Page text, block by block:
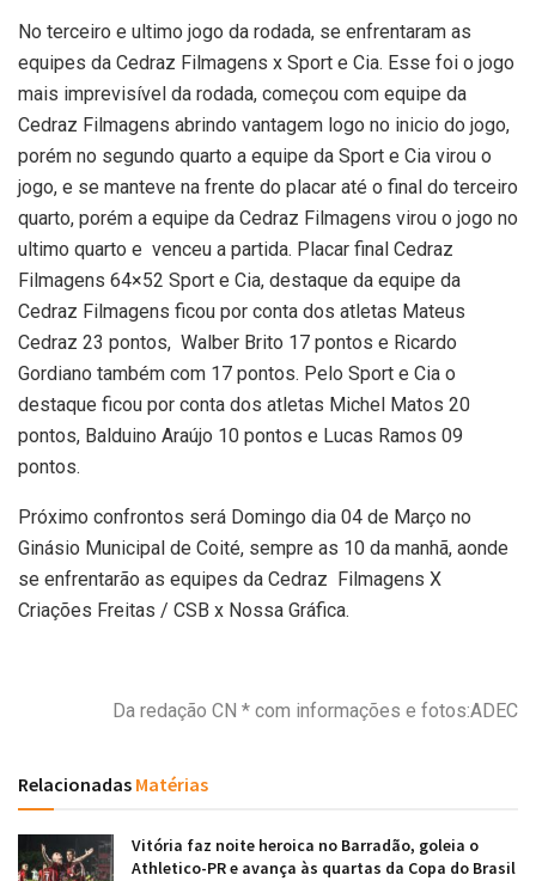
No terceiro e ultimo jogo da rodada, se enfrentaram as
equipes da Cedraz Filmagens x Sport e Cia. Esse foi o jogo
mais imprevisível da rodada, começou com equipe da
Cedraz Filmagens abrindo vantagem logo no inicio do jogo,
porém no segundo quarto a equipe da Sport e Cia virou o
jogo, e se manteve na frente do placar até o final do terceiro
quarto, porém a equipe da Cedraz Filmagens virou o jogo no
ultimo quarto e venceu a partida. Placar final Cedraz
Filmagens 64×52 Sport e Cia, destaque da equipe da
Cedraz Filmagens ficou por conta dos atletas Mateus
Cedraz 23 pontos, Walber Brito 17 pontos e Ricardo
Gordiano também com 17 pontos. Pelo Sport e Cia o
destaque ficou por conta dos atletas Michel Matos 20
pontos, Balduino Araújo 10 pontos e Lucas Ramos 09
pontos.
Próximo confrontos será Domingo dia 04 de Março no
Ginásio Municipal de Coité, sempre as 10 da manhã, aonde
se enfrentarão as equipes da Cedraz Filmagens X
Criações Freitas / CSB x Nossa Gráfica.
Da redação CN * com informações e fotos:ADEC
Relacionadas Matérias
Vitória faz noite heroica no Barradão, goleia o
Athletico-PR e avança às quartas da Copa do Brasil